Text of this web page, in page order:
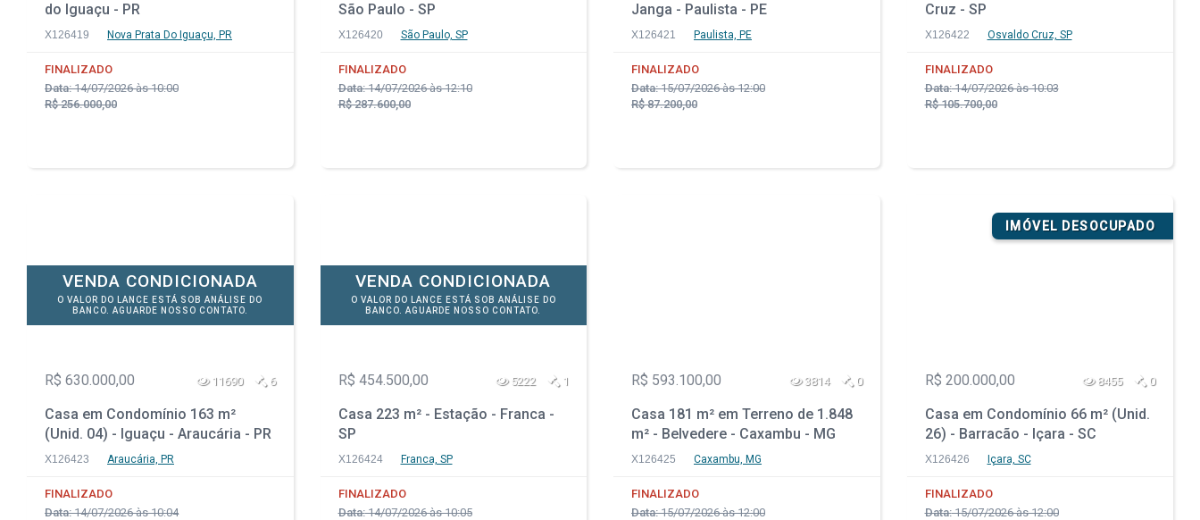
do Iguaçu - PR
X126419 Nova Prata Do Iguaçu, PR
FINALIZADO
Data:14/07/2026 às 10:00
R$ 256.000,00
São Paulo - SP
X126420 São Paulo, SP
FINALIZADO
Data:14/07/2026 às 12:10
R$ 287.600,00
Janga - Paulista - PE
X126421 Paulista, PE
FINALIZADO
Data:15/07/2026 às 12:00
R$ 87.200,00
Cruz - SP
X126422 Osvaldo Cruz, SP
FINALIZADO
Data:14/07/2026 às 10:03
R$ 105.700,00
VENDA CONDICIONADA
O VALOR DO LANCE ESTÁ SOB ANÁLISE DO
BANCO. AGUARDE NOSSO CONTATO.
R$ 630.000,00 11690 6
Casa em Condomínio 163 m²
(Unid. 04) - Iguaçu - Araucária - PR
X126423 Araucária, PR
FINALIZADO
Data:14/07/2026 às 10:04
VENDA CONDICIONADA
O VALOR DO LANCE ESTÁ SOB ANÁLISE DO
BANCO. AGUARDE NOSSO CONTATO.
R$ 454.500,00 5222 1
Casa 223 m² - Estação - Franca -
SP
X126424 Franca, SP
FINALIZADO
Data:14/07/2026 às 10:05
R$ 593.100,00 3814 0
Casa 181 m² em Terreno de 1.848
m² - Belvedere - Caxambu - MG
X126425 Caxambu, MG
FINALIZADO
Data:15/07/2026 às 12:00
IMÓVEL DESOCUPADO
R$ 200.000,00 8455 0
Casa em Condomínio 66 m² (Unid.
26) - Barracão - Içara - SC
X126426 Içara, SC
FINALIZADO
Data:15/07/2026 às 12:00